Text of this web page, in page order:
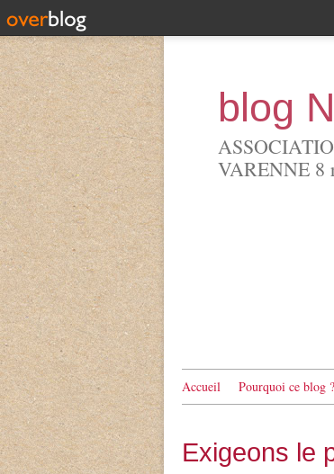
blog
VARENNE 8
Accueil Pourquoi ce blog ?
Exigeons le